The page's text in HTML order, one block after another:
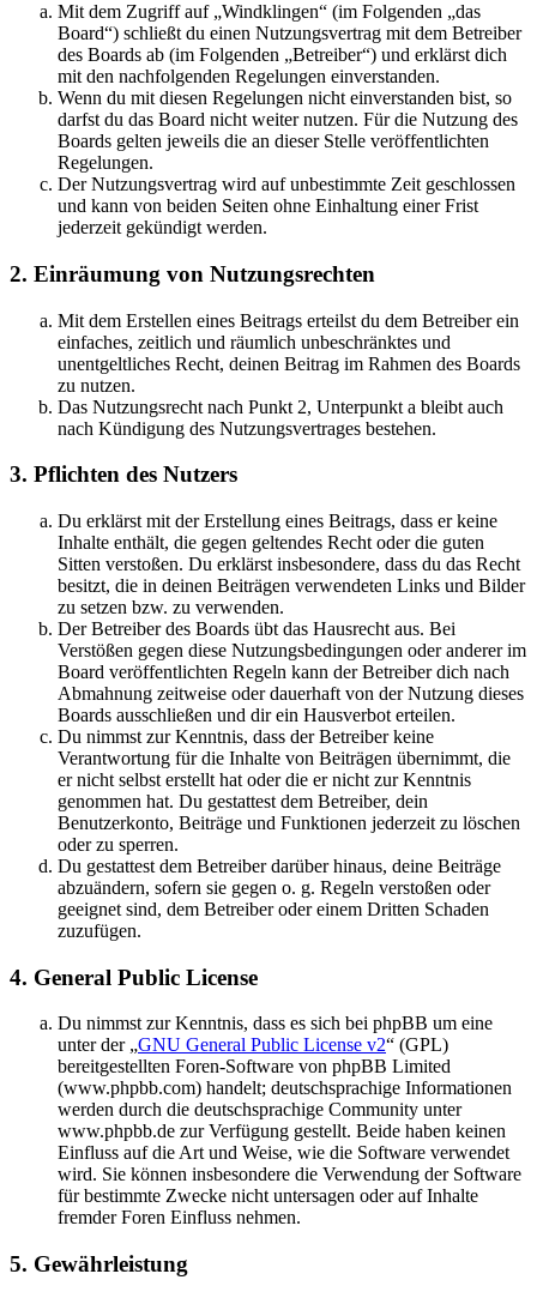
Mit dem Zugriff auf „Windklingen“ (im Folgenden „das
Board“) schließt du einen Nutzungsvertrag mit dem Betreiber
des Boards ab (im Folgenden „Betreiber“) und erklärst dich
mit den nachfolgenden Regelungen einverstanden.
Wenn du mit diesen Regelungen nicht einverstanden bist, so
darfst du das Board nicht weiter nutzen. Für die Nutzung des
Boards gelten jeweils die an dieser Stelle veröffentlichten
Regelungen.
Der Nutzungsvertrag wird auf unbestimmte Zeit geschlossen
und kann von beiden Seiten ohne Einhaltung einer Frist
jederzeit gekündigt werden.
2. Einräumung von Nutzungsrechten
Mit dem Erstellen eines Beitrags erteilst du dem Betreiber ein
einfaches, zeitlich und räumlich unbeschränktes und
unentgeltliches Recht, deinen Beitrag im Rahmen des Boards
zu nutzen.
Das Nutzungsrecht nach Punkt 2, Unterpunkt a bleibt auch
nach Kündigung des Nutzungsvertrages bestehen.
3. Pflichten des Nutzers
Du erklärst mit der Erstellung eines Beitrags, dass er keine
Inhalte enthält, die gegen geltendes Recht oder die guten
Sitten verstoßen. Du erklärst insbesondere, dass du das Recht
besitzt, die in deinen Beiträgen verwendeten Links und Bilder
zu setzen bzw. zu verwenden.
Der Betreiber des Boards übt das Hausrecht aus. Bei
Verstößen gegen diese Nutzungsbedingungen oder anderer im
Board veröffentlichten Regeln kann der Betreiber dich nach
Abmahnung zeitweise oder dauerhaft von der Nutzung dieses
Boards ausschließen und dir ein Hausverbot erteilen.
Du nimmst zur Kenntnis, dass der Betreiber keine
Verantwortung für die Inhalte von Beiträgen übernimmt, die
er nicht selbst erstellt hat oder die er nicht zur Kenntnis
genommen hat. Du gestattest dem Betreiber, dein
Benutzerkonto, Beiträge und Funktionen jederzeit zu löschen
oder zu sperren.
Du gestattest dem Betreiber darüber hinaus, deine Beiträge
abzuändern, sofern sie gegen o. g. Regeln verstoßen oder
geeignet sind, dem Betreiber oder einem Dritten Schaden
zuzufügen.
4. General Public License
Du nimmst zur Kenntnis, dass es sich bei phpBB um eine
unter der „GNU General Public License v2“ (GPL)
bereitgestellten Foren-Software von phpBB Limited
(www.phpbb.com) handelt; deutschsprachige Informationen
werden durch die deutschsprachige Community unter
www.phpbb.de zur Verfügung gestellt. Beide haben keinen
Einfluss auf die Art und Weise, wie die Software verwendet
wird. Sie können insbesondere die Verwendung der Software
für bestimmte Zwecke nicht untersagen oder auf Inhalte
fremder Foren Einfluss nehmen.
5. Gewährleistung